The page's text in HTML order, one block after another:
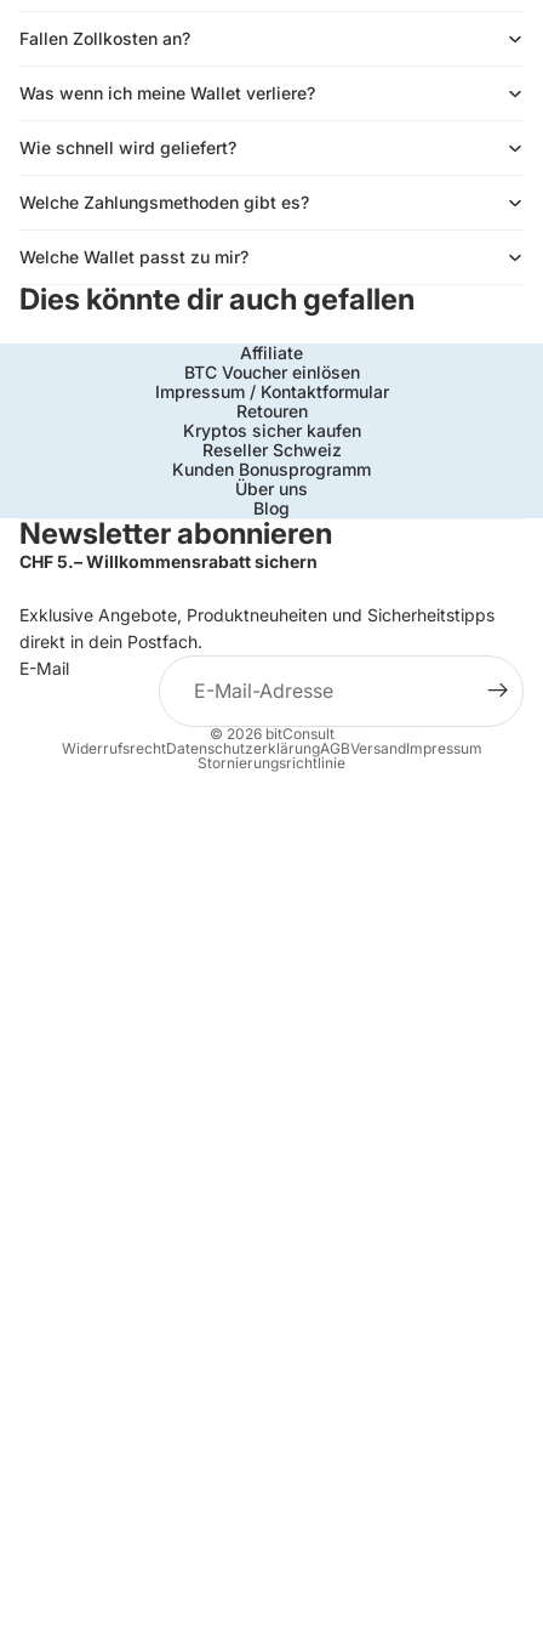
Fallen Zollkosten an?
Was wenn ich meine Wallet verliere?
Wie schnell wird geliefert?
Welche Zahlungsmethoden gibt es?
Welche Wallet passt zu mir?
Dies könnte dir auch gefallen
Affiliate
BTC Voucher einlösen
Impressum / Kontaktformular
Retouren
Kryptos sicher kaufen
Reseller Schweiz
Kunden Bonusprogramm
Über uns
Blog
Newsletter abonnieren
CHF 5.– Willkommensrabatt sichern
Exklusive Angebote, Produktneuheiten und Sicherheitstipps
direkt in dein Postfach.
E-Mail
© 2026 bitConsult
WiderrufsrechtDatenschutzerklärungAGBVersandImpressum
Stornierungsrichtlinie